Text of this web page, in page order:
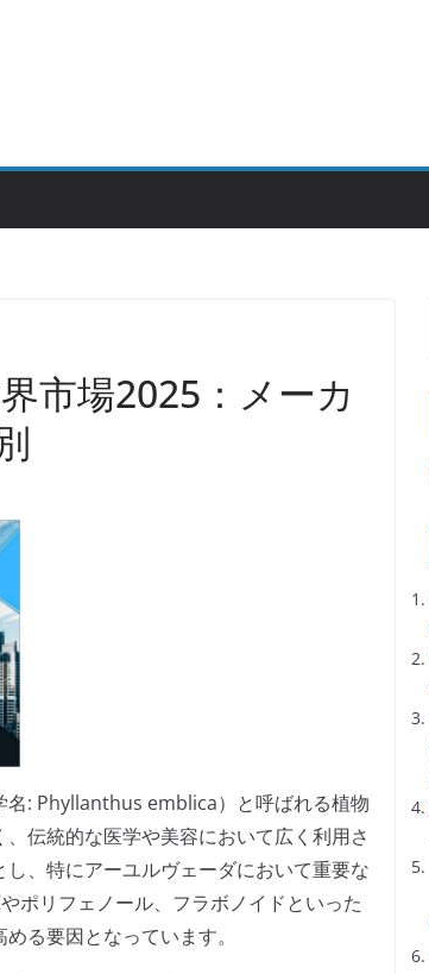
市場2025：メーカ
名: Phyllanthus emblica）と呼ばれる植物
伝統的な医学や美容において広く利用さ
、特にアーユルヴェーダにおいて重要な
ポリフェノール、フラボノイドといった
る要因となっています。